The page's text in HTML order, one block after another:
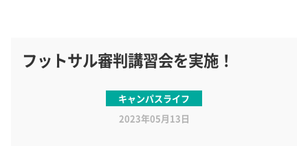
フットサル審判講習会を実施！
キャンパスライフ
2023年05月13日